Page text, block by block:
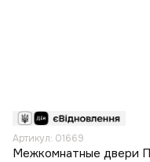
Артикул: 01669